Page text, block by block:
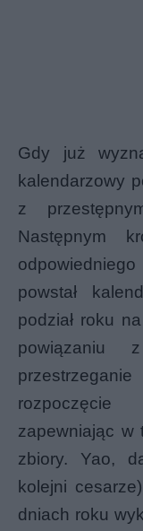
Gdy już
kalendarzowy
z
Następnym
powstał
podział roku
powiązaniu
zapewniając w
zbiory. Yao,
kolejni
dniach roku